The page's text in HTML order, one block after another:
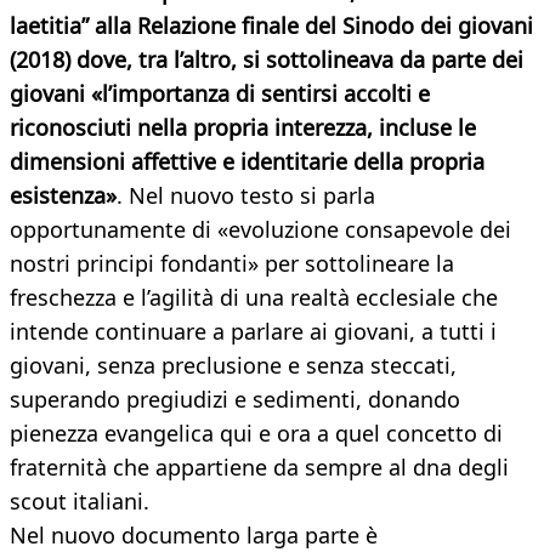
laetitia” alla Relazione finale del Sinodo dei giovani
(2018) dove, tra l’altro, si sottolineava da parte dei
giovani «l’importanza di sentirsi accolti e
riconosciuti nella propria interezza, incluse le
dimensioni affettive e identitarie della propria
esistenza». Nel nuovo testo si parla
opportunamente di «evoluzione consapevole dei
nostri principi fondanti» per sottolineare la
freschezza e l’agilità di una realtà ecclesiale che
intende continuare a parlare ai giovani, a tutti i
giovani, senza preclusione e senza steccati,
superando pregiudizi e sedimenti, donando
pienezza evangelica qui e ora a quel concetto di
fraternità che appartiene da sempre al dna degli
scout italiani.
Nel nuovo documento larga parte è